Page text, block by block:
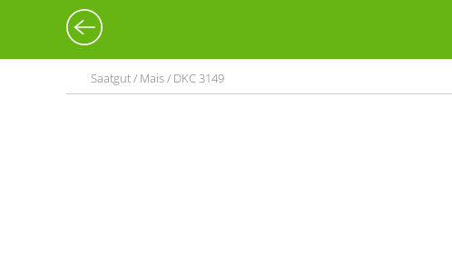
Saatgut / Mais / DKC 3149